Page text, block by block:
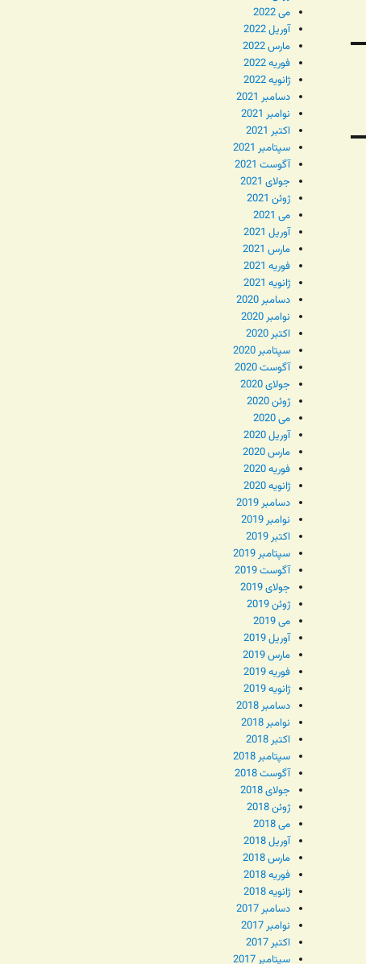
می 2022
آوریل 2022
مارس 2022
فوریه 2022
ژانویه 2022
دسامبر 2021
نوامبر 2021
اکتبر 2021
سپتامبر 2021
آگوست 2021
جولای 2021
ژوئن 2021
می 2021
آوریل 2021
مارس 2021
فوریه 2021
ژانویه 2021
دسامبر 2020
نوامبر 2020
اکتبر 2020
سپتامبر 2020
آگوست 2020
جولای 2020
ژوئن 2020
می 2020
آوریل 2020
مارس 2020
فوریه 2020
ژانویه 2020
دسامبر 2019
نوامبر 2019
اکتبر 2019
سپتامبر 2019
آگوست 2019
جولای 2019
ژوئن 2019
می 2019
آوریل 2019
مارس 2019
فوریه 2019
ژانویه 2019
دسامبر 2018
نوامبر 2018
اکتبر 2018
سپتامبر 2018
آگوست 2018
جولای 2018
ژوئن 2018
می 2018
آوریل 2018
مارس 2018
فوریه 2018
ژانویه 2018
دسامبر 2017
نوامبر 2017
اکتبر 2017
سپتامبر 2017